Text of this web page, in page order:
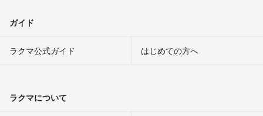
ガイド
ラクマ公式ガイド はじめての方へ
ラクマについて